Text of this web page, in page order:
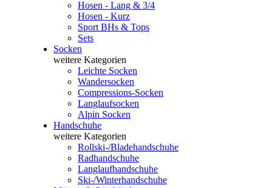
Hosen - Lang & 3/4
Hosen - Kurz
Sport BHs & Tops
Sets
Socken
weitere Kategorien
Leichte Socken
Wandersocken
Compressions-Socken
Langlaufsocken
Alpin Socken
Handschuhe
weitere Kategorien
Rollski-/Bladehandschuhe
Radhandschuhe
Langlaufhandschuhe
Ski-/Winterhandschuhe